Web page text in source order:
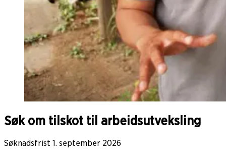
Søk om tilskot til arbeidsutveksling
Søknadsfrist 1. september 2026